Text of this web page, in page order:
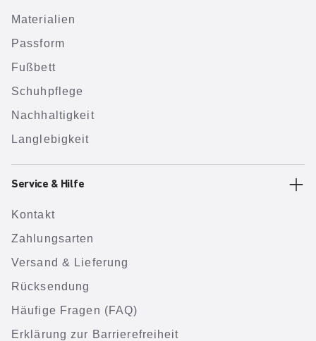
Materialien
Passform
Fußbett
Schuhpflege
Nachhaltigkeit
Langlebigkeit
Service & Hilfe
Kontakt
Zahlungsarten
Versand & Lieferung
Rücksendung
Häufige Fragen (FAQ)
Erklärung zur Barrierefreiheit